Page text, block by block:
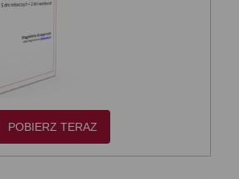
POBIERZ TERAZ